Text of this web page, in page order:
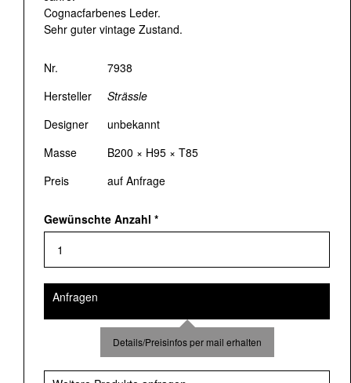
Cognacfarbenes Leder.
Sehr guter vintage Zustand.
Nr.
7938
Hersteller
Strässle
Designer
unbekannt
Masse
B200 × H95 × T85
Preis
auf Anfrage
Gewünschte Anzahl *
Anfragen
Details/Preisinfos per mail erhalten